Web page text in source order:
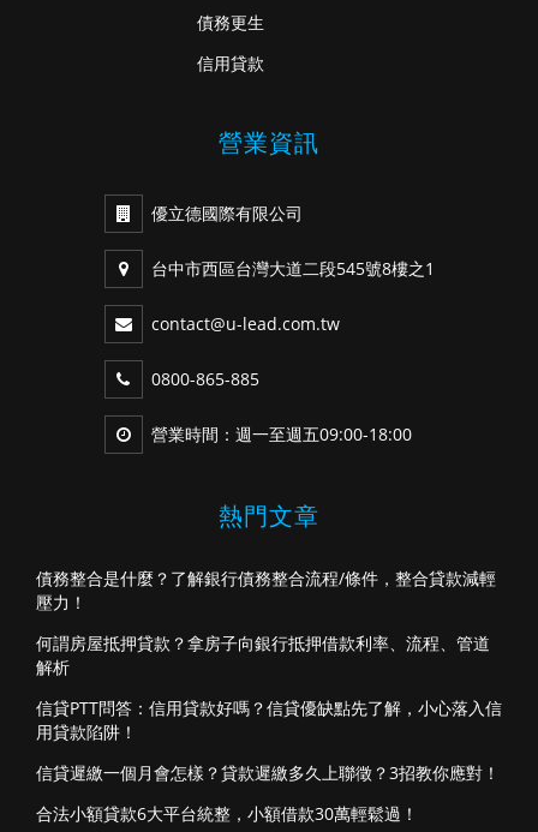
債務更生
信用貸款
營業資訊
優立德國際有限公司
台中市西區台灣大道二段545號8樓之1
contact@u-lead.com.tw
0800-865-885
營業時間：週一至週五09:00-18:00
熱門文章
債務整合是什麼？了解銀行債務整合流程/條件，整合貸款減輕
壓力！
何謂房屋抵押貸款？拿房子向銀行抵押借款利率、流程、管道
解析
信貸PTT問答：信用貸款好嗎？信貸優缺點先了解，小心落入信
用貸款陷阱！
信貸遲繳一個月會怎樣？貸款遲繳多久上聯徵？3招教你應對！
合法小額貸款6大平台統整，小額借款30萬輕鬆過！